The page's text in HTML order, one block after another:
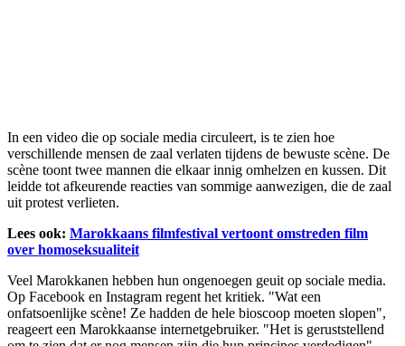
In een video die op sociale media circuleert, is te zien hoe
verschillende mensen de zaal verlaten tijdens de bewuste scène. De
scène toont twee mannen die elkaar innig omhelzen en kussen. Dit
leidde tot afkeurende reacties van sommige aanwezigen, die de zaal
uit protest verlieten.
Lees ook: Marokkaans filmfestival vertoont omstreden film
over homoseksualiteit
Veel Marokkanen hebben hun ongenoegen geuit op sociale media.
Op Facebook en Instagram regent het kritiek. "Wat een
onfatsoenlijke scène! Ze hadden de hele bioscoop moeten slopen",
reageert een Marokkaanse internetgebruiker. "Het is geruststellend